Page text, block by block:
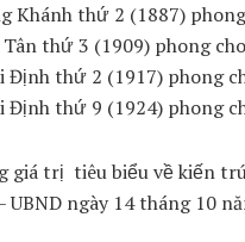
Khánh thứ 2 (1887)
Tân thứ 3 (1909) phong
Định thứ 2 (1917) phong
Định thứ 9 (1924) phong
giá trị tiêu biểu về kiến
UBND ngày 14 tháng 10